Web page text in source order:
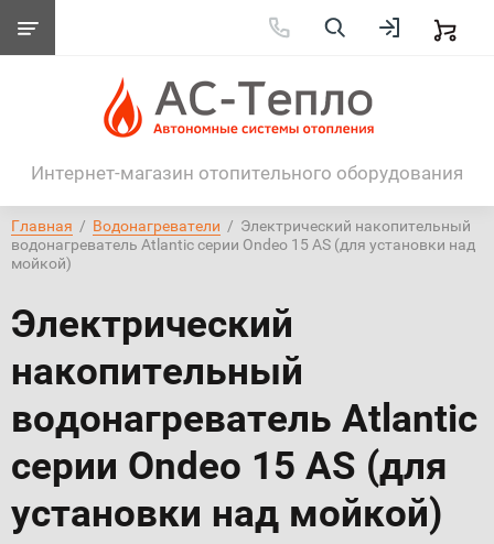
Интернет-магазин отопительного оборудования
Главная
  /
Водонагреватели
  /  Электрический накопительный
водонагреватель Atlantic серии Ondeo 15 AS (для установки над
мойкой)
Электрический
накопительный
водонагреватель Atlantic
серии Ondeo 15 AS (для
установки над мойкой)